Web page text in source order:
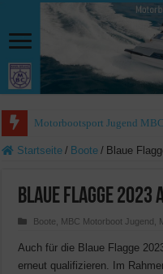
Motorbootsport Jugend
Startseite / Boote / Blaue
Blaue Flagge 2023
Boote MBC Motorboot Jugend
Auch für die Blaue Flagge
erneut qualifizieren. Im